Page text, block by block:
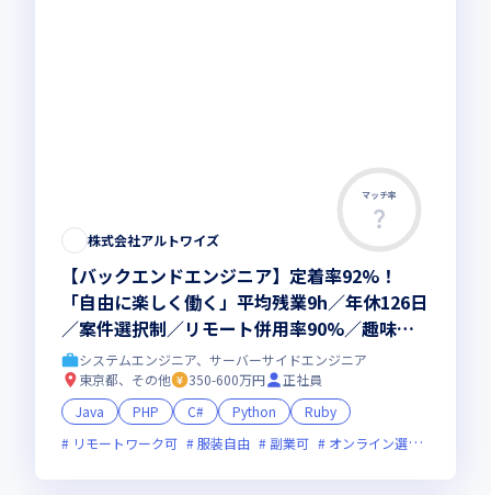
マッチ率
株式会社アルトワイズ
【バックエンドエンジニア】定着率92%！
「自由に楽しく働く」平均残業9h／年休126日
／案件選択制／リモート併用率90%／趣味手
当／趣味休暇
システムエンジニア、サーバーサイドエンジニア
東京都、その他
350-600万円
正社員
Java
PHP C# Python
Ruby
リモートワーク可
服装自由 副業可 オンライン選考可